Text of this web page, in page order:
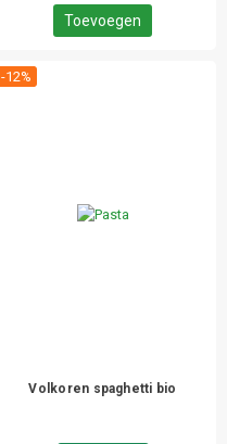
Toevoegen
-12%
Volkoren spaghetti bio